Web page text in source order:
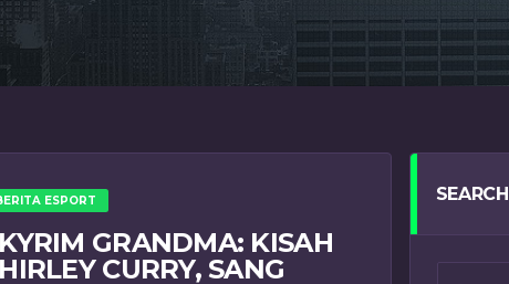
ESPORT
GRANDMA: KISAH
CURRY, SANG
SEARCH